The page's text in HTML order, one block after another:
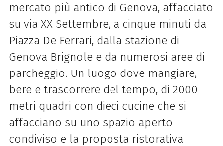
mercato più antico di Genova, affacciato
su via XX Settembre, a cinque minuti da
Piazza De Ferrari, dalla stazione di
Genova Brignole e da numerosi aree di
parcheggio. Un luogo dove mangiare,
bere e trascorrere del tempo, di 2000
metri quadri con dieci cucine che si
affacciano su uno spazio aperto
condiviso e la proposta ristorativa